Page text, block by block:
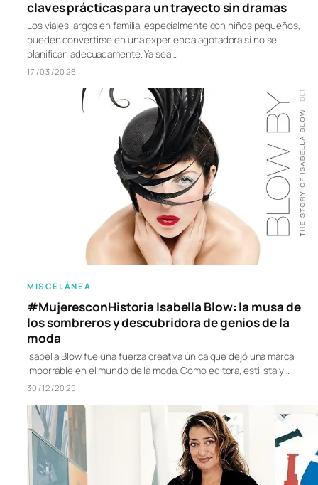
claves prácticas para un trayecto sin dramas
Los viajes largos en familia, especialmente con niños pequeños,
pueden convertirse en una experiencia agotadora si no se
planifican adecuadamente. Ya sea…
17/03/2026
MISCELÁNEA
#MujeresconHistoria Isabella Blow: la musa de
los sombreros y descubridora de genios de la
moda
Isabella Blow fue una fuerza creativa única que dejó una marca
imborrable en el mundo de la moda. Como editora, estilista y…
30/12/2025